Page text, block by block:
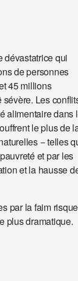
dévastatrice qui
de personnes
45 millions
sévère. Les
alimentaire dans
le plus de
− telles
et par les
et la hausse
par la faim
plus dramatique.